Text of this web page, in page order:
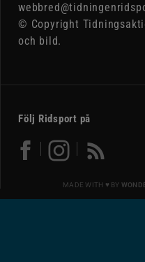
© Copyright
och bild.
Följ Ridsport på
MADE WITH ♥ BY